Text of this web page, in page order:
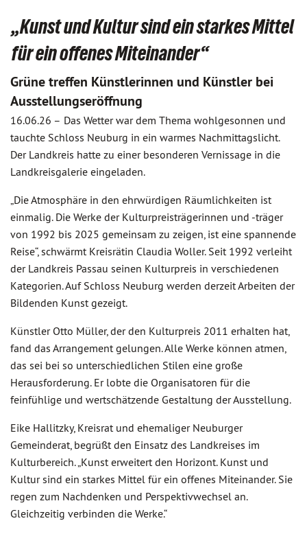
„Kunst und Kultur sind ein starkes Mittel
für ein offenes Miteinander“
Grüne treffen Künstlerinnen und Künstler bei
Ausstellungseröffnung
16.06.26 – Das Wetter war dem Thema wohlgesonnen und
tauchte Schloss Neuburg in ein warmes Nachmittagslicht.
Der Landkreis hatte zu einer besonderen Vernissage in die
Landkreisgalerie eingeladen.
„Die Atmosphäre in den ehrwürdigen Räumlichkeiten ist
einmalig. Die Werke der Kulturpreisträgerinnen und -träger
von 1992 bis 2025 gemeinsam zu zeigen, ist eine spannende
Reise“, schwärmt Kreisrätin Claudia Woller. Seit 1992 verleiht
der Landkreis Passau seinen Kulturpreis in verschiedenen
Kategorien. Auf Schloss Neuburg werden derzeit Arbeiten der
Bildenden Kunst gezeigt.
Künstler Otto Müller, der den Kulturpreis 2011 erhalten hat,
fand das Arrangement gelungen. Alle Werke können atmen,
das sei bei so unterschiedlichen Stilen eine große
Herausforderung. Er lobte die Organisatoren für die
feinfühlige und wertschätzende Gestaltung der Ausstellung.
Eike Hallitzky, Kreisrat und ehemaliger Neuburger
Gemeinderat, begrüßt den Einsatz des Landkreises im
Kulturbereich. „Kunst erweitert den Horizont. Kunst und
Kultur sind ein starkes Mittel für ein offenes Miteinander. Sie
regen zum Nachdenken und Perspektivwechsel an.
Gleichzeitig verbinden die Werke.“